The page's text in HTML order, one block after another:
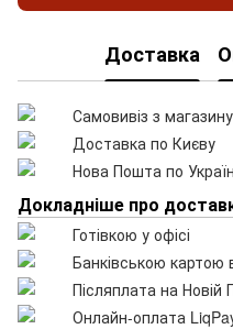
Доставка
Самовивіз з магазину
Доставка по Києву
Нова Пошта по
Докладніше про
Готівкою у офісі
Банківською картою
Післяплата на Новій
Онлайн-оплата